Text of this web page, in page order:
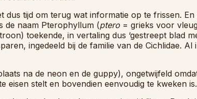
dus tijd om terug wat informatie op te frissen.
de naam Pterophyllum (ptero = grieks voor
toekende, in vertaling dus ‘gestreept blad
ingedeeld bij de familie van de Cichlidae. Al
na de neon en de guppy), ongetwijfeld
eisen stelt en bovendien eenvoudig te kweken is.